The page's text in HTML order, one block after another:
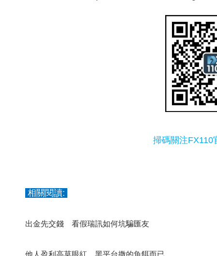
掃碼關注FX110
相關閱讀:
出金先交錢 看假瑞訊如何坑騙匯友
他人盈利高莫眼紅 黑平台撒的魚餌而已